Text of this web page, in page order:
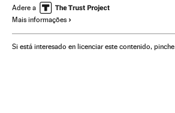
Joseph Biden
Adere a
Mais informações
Si está interesado en licenciar este contenido, pinche